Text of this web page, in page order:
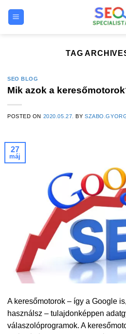
TAG
SEO BLOG
Mik azok a
POSTED ON 2020.05.27. BY
27
máj
A keresőmotorok – így a Google
használsz – tulajdonképpen
válaszolóprogramok. A